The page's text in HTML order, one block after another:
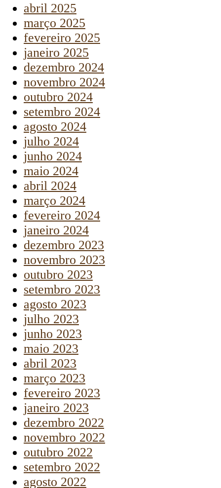
abril 2025
março 2025
fevereiro 2025
janeiro 2025
dezembro 2024
novembro 2024
outubro 2024
setembro 2024
agosto 2024
julho 2024
junho 2024
maio 2024
abril 2024
março 2024
fevereiro 2024
janeiro 2024
dezembro 2023
novembro 2023
outubro 2023
setembro 2023
agosto 2023
julho 2023
junho 2023
maio 2023
abril 2023
março 2023
fevereiro 2023
janeiro 2023
dezembro 2022
novembro 2022
outubro 2022
setembro 2022
agosto 2022